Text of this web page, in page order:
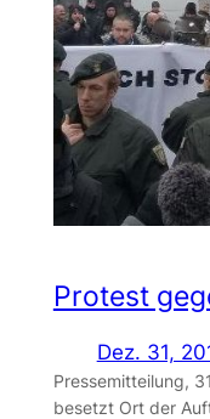
Protest
Dez. 31,
Pressemitteilung,
besetzt Ort der